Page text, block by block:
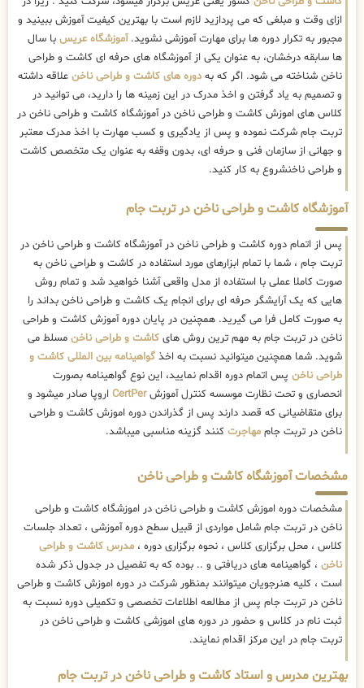
ازای وقت و مبلغی که می پردازید لازم است با بهترین کیفیت آموزش ببینید و
مجبور به تکرار دوره ها برای مهارت آموزشی نشوید.آموزشگاه عریس با سال
ها سابقه درخشان، به عنوان یکی از آموزشگاه های حرفه ای کاشت و طراحی
ناخن شناخته می شود. اگر که بهدوره های کاشت و طراحی ناخن علاقه داشته
و تصمیم به یاد گرفتن و اخذ مدرک در این زمینه ها را دارید، می توانید در
کلاس های اموزش کاشت و طراحی ناخن در آموزشگاه کاشت و طراحی ناخن در
تربت جام شرکت نموده و پس از یادگیری و کسب مهارت با اخذ مدرک معتبر
و جهانی از سازمان فنی و حرفه ای، بدون وقفه به عنوان یک متخصص کاشت
و طراحی ناخنشروع به کار کنید.
آموزشگاه کاشت و طراحی ناخن در تربت جام
پس از اتمام دوره کاشت و طراحی ناخن در آموزشگاه کاشت و طراحی ناخن در
تربت جام ، شما با تمام ابزارهای مورد استفاده در کاشت و طراحی ناخن به
صورت کاملا عملی با استفاده از مدل واقعی آشنا خواهید شد و تمام روش
هایی که یک آرایشگر حرفه ای برای انجام یک کاشت و طراحی ناخن بداند را
به صورت کامل فرا می گیرید. همچنین در پایان دوره آموزش کاشت و طراحی
ناخن در تربت جام به مهم ترین روش های کاشت و طراحی ناخن مسلط می
شوید. شما همچنین میتوانید نسبت به اخذ گواهینامه بین المللی کاشت و
طراحی ناخن پس اتمام دوره اقدام نمایید، این نوع گواهینامه بصورت
انحصاری و تحت نظارت موسسه کنترل آموزشCertPer اروپا صادر میشود و
برای متقاضیانی که قصد دارند پس از گذراندن دوره اموزش کاشت و طراحی
ناخن در تربت جام مهاجرت کنند گزینه مناسبی میباشد.
مشخصات آموزشگاه کاشت و طراحی ناخن
مشخصات دوره اموزش کاشت و طراحی ناخن در اموزشگاه کاشت و طراحی
ناخن در تربت جام شامل مواردی از قبیل سطح دوره آموزشی ، تعداد جلسات
کلاس ، محل برگزاری کلاس ، نحوه برگزاری دوره ، مدرس کاشت و طراحی
ناخن ، گواهینامه های دریافتی و .. بوده که به تفصیل در جدول ذکر شده
است ، کلیه هنرجویان میتوانند بمنظور شرکت در دوره اموزش کاشت و طراحی
ناخن در تربت جام پس از مطالعه اطلاعات تخصصی و تکمیلی دوره نسبت به
ثبت نام در کلاس و حضور در دوره های اموزشی کاشت و طراحی ناخن در
تربت جام در این مرکز اقدام نمایند.
بهترین مدرس و استاد کاشت و طراحی ناخن در تربت جام